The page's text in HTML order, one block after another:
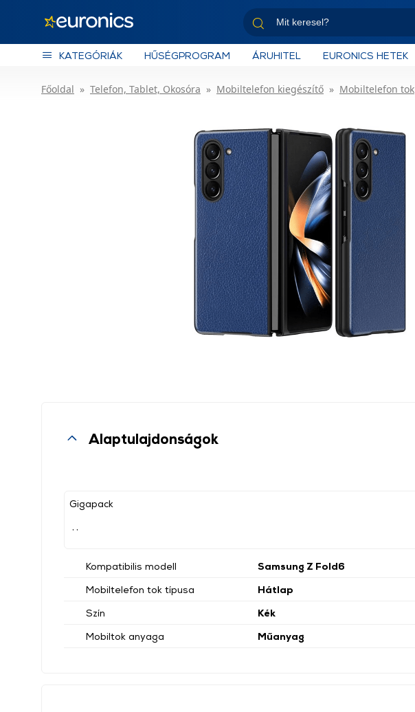
KATEGÓRIÁK HŰSÉGPROGRAM ÁRUHITEL EURONICS HETEK
Főoldal Telefon, Tablet, Okosóra Mobiltelefon kiegészítő Mobiltelefon tok
Alaptulajdonságok
Gigapack
Kompatibilis modell
Samsung Z Fold6
Mobiltelefon tok típusa
Hátlap
Szín
Kék
Mobiltok anyaga
Műanyag